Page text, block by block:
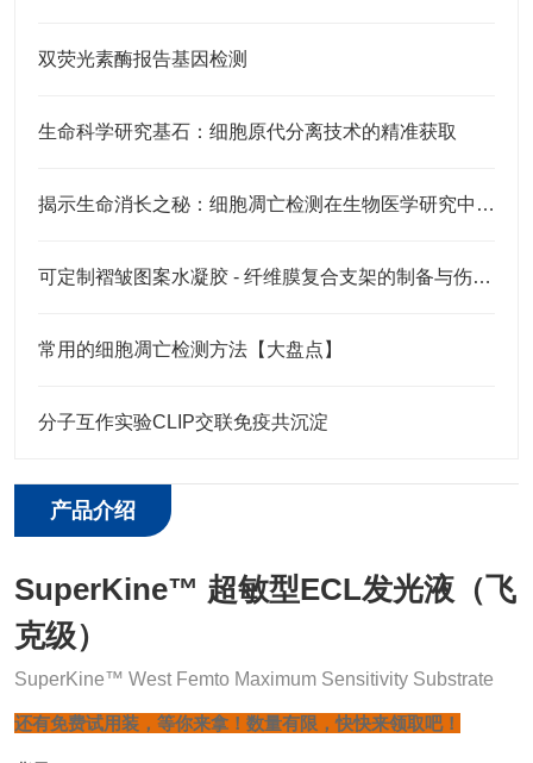
双荧光素酶报告基因检测
生命科学研究基石：细胞原代分离技术的精准获取
揭示生命消长之秘：细胞凋亡检测在生物医学研究中的应用
可定制褶皱图案水凝胶 - 纤维膜复合支架的制备与伤口愈合应用
常用的细胞凋亡检测方法【大盘点】
分子互作实验CLIP交联免疫共沉淀
产品介绍
SuperKine™ 超敏型ECL发光液（飞
克级）
SuperKine™ West Femto Maximum Sensitivity Substrate
还有免费试用装，等你来拿！ 数量有限，快快来领取吧！